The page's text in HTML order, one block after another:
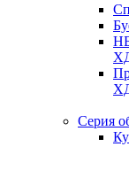
Серия